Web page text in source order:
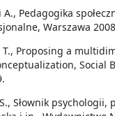
Pedagogika
Warszawa
T., Proposing a
Social
Słownik psychologii,